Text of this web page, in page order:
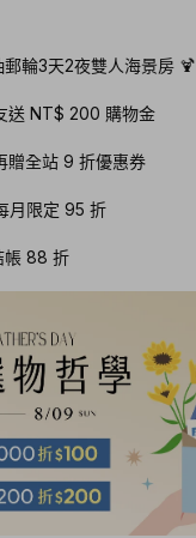
輪3天2夜雙人海景房 🍹
送 NT$ 200 購物金
贈全站 9 折優惠券
月限定 95 折
帳 88 折